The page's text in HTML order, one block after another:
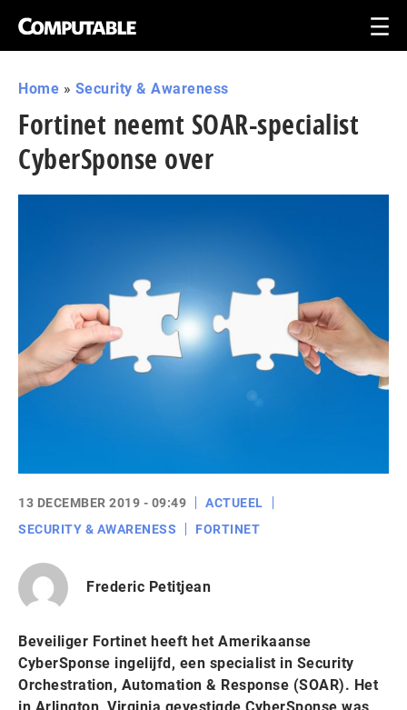
Home » Security & Awareness
Fortinet neemt SOAR-specialist
CyberSponse over
13 DECEMBER 2019 - 09:49
ACTUEEL
SECURITY & AWARENESS
FORTINET
Frederic Petitjean
Beveiliger Fortinet heeft het Amerikaanse
CyberSponse ingelijfd, een specialist in Security
Orchestration, Automation & Response (SOAR). Het
in Arlington, Virginia gevestigde CyberSponse was